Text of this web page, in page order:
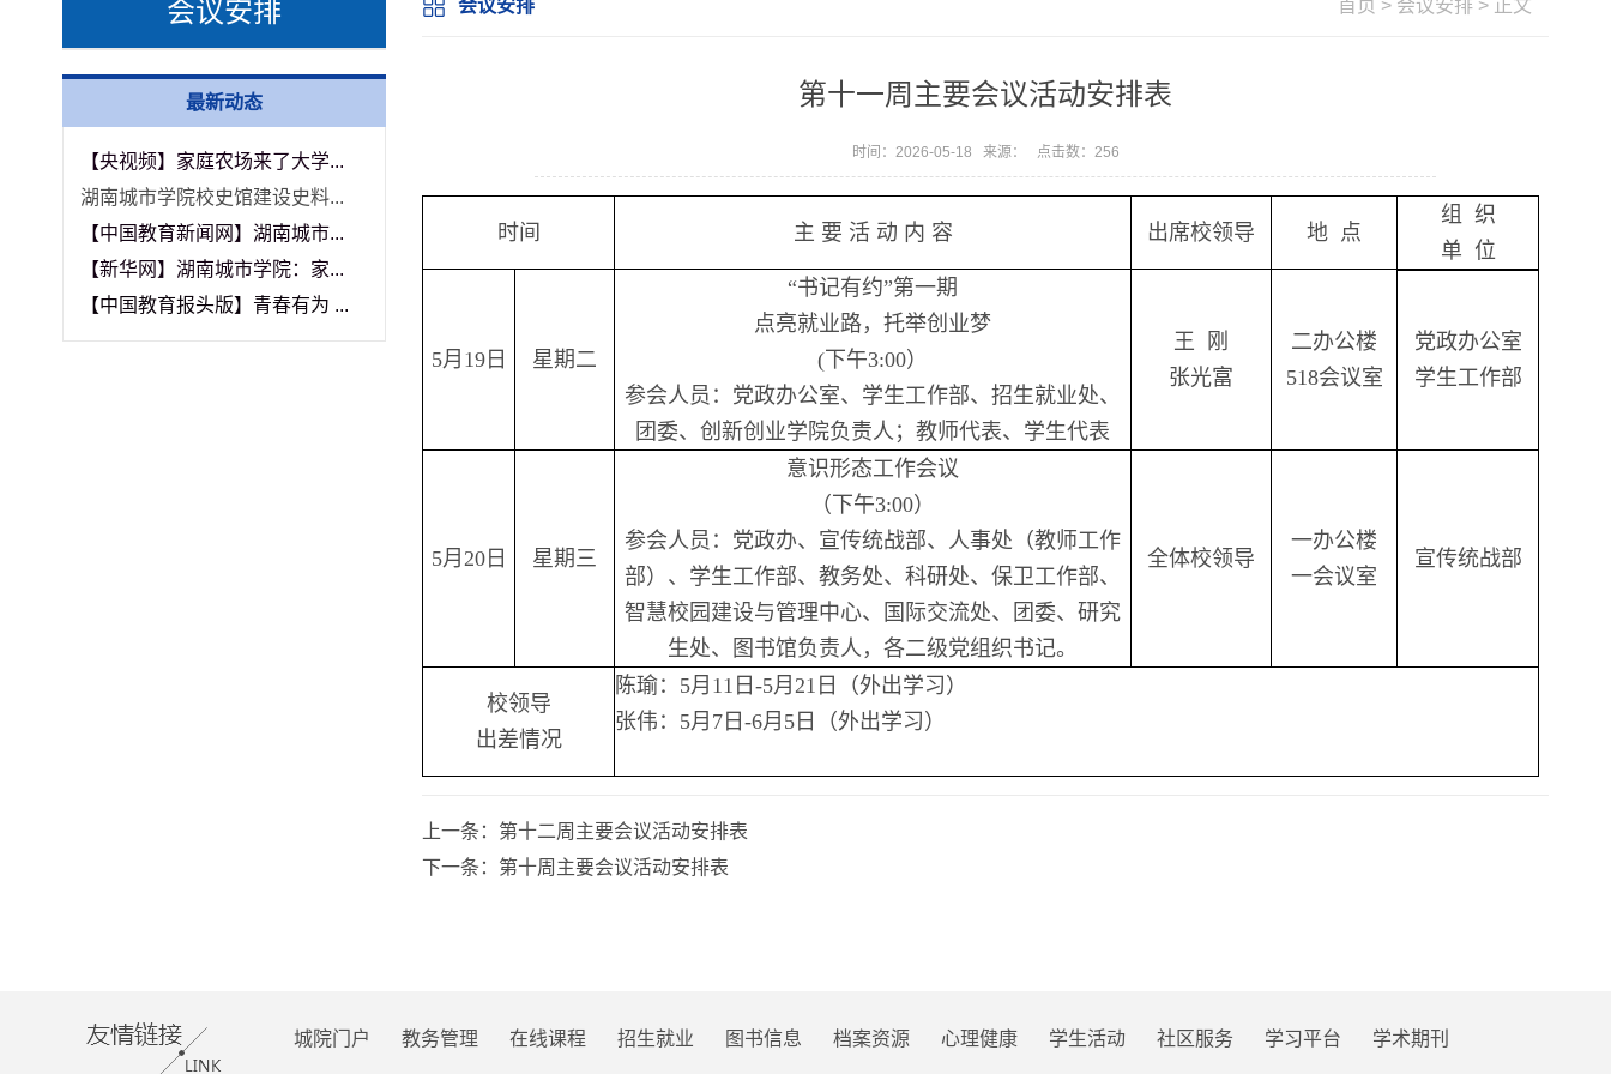
会议安排
最新动态
【央视频】家庭农场来了大学...
湖南城市学院校史馆建设史料...
【中国教育新闻网】湖南城市...
【新华网】湖南城市学院：家...
【中国教育报头版】青春有为 ...
会议安排 首页 > 会议安排 > 正文
第十一周主要会议活动安排表
时间：2026-05-18 来源： 点击数： 256
时间 主 要 活 动 内 容 出席校领导 地 点
组
织
单 位
5月 19日 星期二
“书记有约”第一期
点亮就业路，托举创业梦
( 下午3:00）
参会人员：党政办公室、学生工作部、招生就业处、
团委、创新创业学院负责人；教师代表、学生代表
王
刚
张光富
二办公楼
518会议室
党政办公室
学生工作部
5月 20日 星期三
意识形态工作会议
（下午3:00）
参会人员：党政办、宣传统战部、人事处（教师工作
部）、学生工作部、教务处、科研处、保卫工作部、
智慧校园建设与管理中心、国际交流处、团委、研究
生处、图书馆负责人，各二级党组织书记。
全体校领导
一办公楼
一会议室
宣传统战部
校领导
出差情况
陈瑜： 5月11日-5月21日（外出学习）
张伟： 5月7日-6月5日（外出学习）
上一条： 第十二周主要会议活动安排表
下一条： 第十周主要会议活动安排表
城院门户 教务管理 在线课程 招生就业 图书信息 档案资源 心理健康 学生活动 社区服务 学习平台 学术期刊